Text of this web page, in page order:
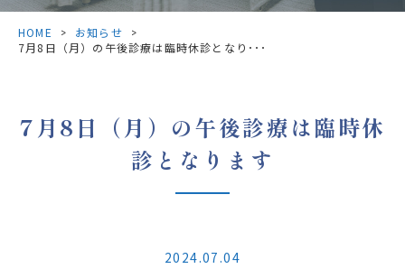
© なかむら消化器クリニック all right reserved.
HOME > お知らせ
>
7月8日（月）の午後診療は臨時休診となり･･･
7月8日（月）の午後診療は臨時休
診となります
2024.07.04